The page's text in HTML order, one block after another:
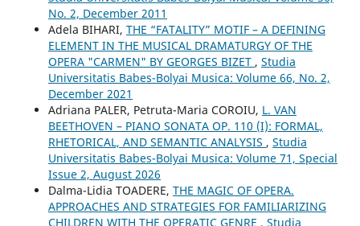
No. 2, December 2011
Adela BIHARI, THE “FATALITY” MOTIF – A DEFINING
ELEMENT IN THE MUSICAL DRAMATURGY OF THE
OPERA "CARMEN" BY GEORGES BIZET , Studia
Universitatis Babes-Bolyai Musica: Volume 66, No. 2,
December 2021
Adriana PALER, Petruta-Maria COROIU, L. VAN
BEETHOVEN – PIANO SONATA OP. 110 (I): FORMAL,
RHETORICAL, AND SEMANTIC ANALYSIS , Studia
Universitatis Babes-Bolyai Musica: Volume 71, Special
Issue 2, August 2026
Dalma-Lidia TOADERE, THE MAGIC OF OPERA.
APPROACHES AND STRATEGIES FOR FAMILIARIZING
CHILDREN WITH THE OPERATIC GENRE , Studia